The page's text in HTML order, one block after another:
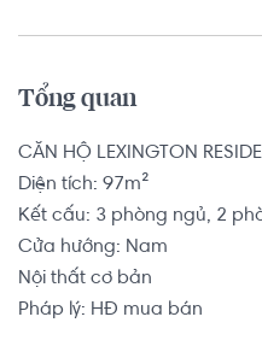
Tổng quan
CĂN HỘ LEXINGTON
Diện tích: 97m²
Kết cấu: 3 phòng ngủ, 2
Cửa hướng: Nam
Nội thất cơ bản
Pháp lý: HĐ mua bán